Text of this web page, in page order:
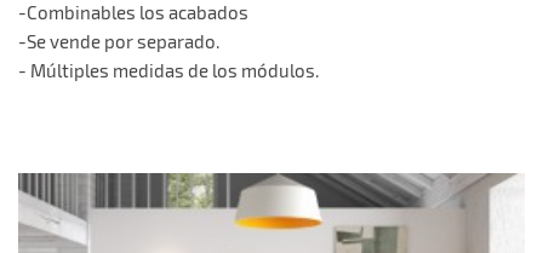
-Combinables los acabados
-Se vende por separado.
- Múltiples medidas de los módulos.